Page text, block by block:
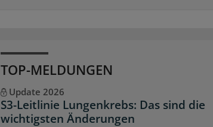
TOP-MELDUNGEN
Update 2026
S3-Leitlinie Lungenkrebs: Das sind die
wichtigsten Änderungen